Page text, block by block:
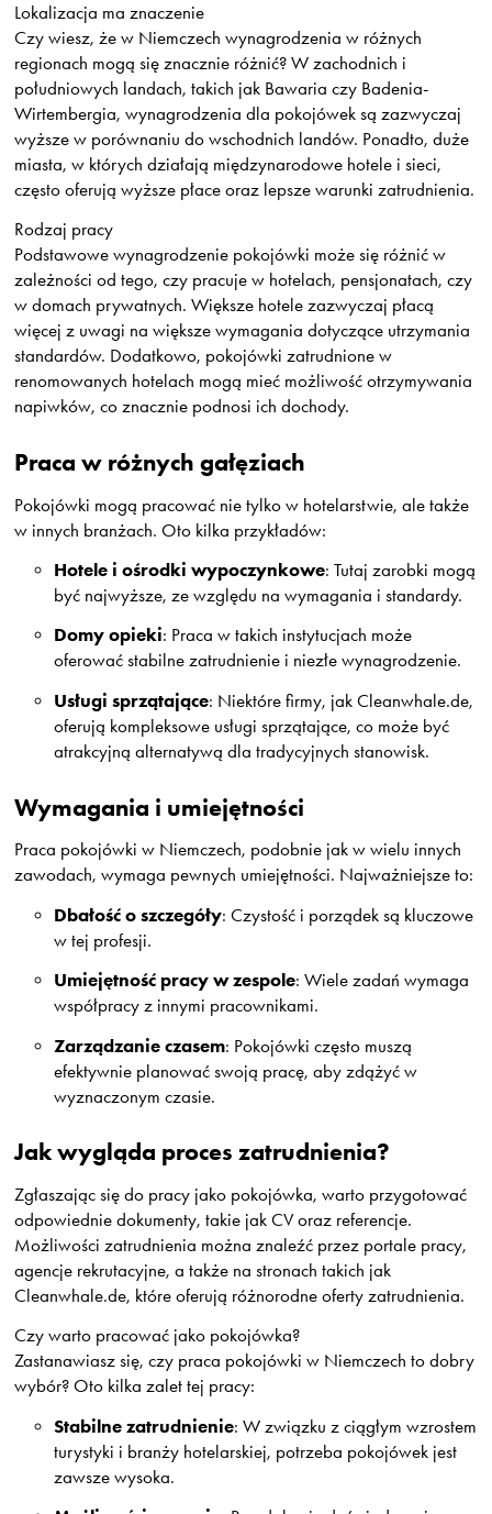
Lokalizacja ma znaczenie
Czy wiesz, że w Niemczech wynagrodzenia w różnych
regionach mogą się znacznie różnić? W zachodnich i
południowych landach, takich jak Bawaria czy Badenia-
Wirtembergia, wynagrodzenia dla pokojówek są zazwyczaj
wyższe w porównaniu do wschodnich landów. Ponadto, duże
miasta, w których działają międzynarodowe hotele i sieci,
często oferują wyższe płace oraz lepsze warunki zatrudnienia.
Rodzaj pracy
Podstawowe wynagrodzenie pokojówki może się różnić w
zależności od tego, czy pracuje w hotelach, pensjonatach, czy
w domach prywatnych. Większe hotele zazwyczaj płacą
więcej z uwagi na większe wymagania dotyczące utrzymania
standardów. Dodatkowo, pokojówki zatrudnione w
renomowanych hotelach mogą mieć możliwość otrzymywania
napiwków, co znacznie podnosi ich dochody.
Praca w różnych gałęziach
Pokojówki mogą pracować nie tylko w hotelarstwie, ale także
w innych branżach. Oto kilka przykładów:
Hotele i ośrodki wypoczynkowe: Tutaj zarobki mogą
być najwyższe, ze względu na wymagania i standardy.
Domy opieki: Praca w takich instytucjach może
oferować stabilne zatrudnienie i niezłe wynagrodzenie.
Usługi sprzątające: Niektóre firmy, jak Cleanwhale.de,
oferują kompleksowe usługi sprzątające, co może być
atrakcyjną alternatywą dla tradycyjnych stanowisk.
Wymagania i umiejętności
Praca pokojówki w Niemczech, podobnie jak w wielu innych
zawodach, wymaga pewnych umiejętności. Najważniejsze to:
Dbałość o szczegóły: Czystość i porządek są kluczowe
w tej profesji.
Umiejętność pracy w zespole: Wiele zadań wymaga
współpracy z innymi pracownikami.
Zarządzanie czasem: Pokojówki często muszą
efektywnie planować swoją pracę, aby zdążyć w
wyznaczonym czasie.
Jak wygląda proces zatrudnienia?
Zgłaszając się do pracy jako pokojówka, warto przygotować
odpowiednie dokumenty, takie jak CV oraz referencje.
Możliwości zatrudnienia można znaleźć przez portale pracy,
agencje rekrutacyjne, a także na stronach takich jak
Cleanwhale.de, które oferują różnorodne oferty zatrudnienia.
Czy warto pracować jako pokojówka?
Zastanawiasz się, czy praca pokojówki w Niemczech to dobry
wybór? Oto kilka zalet tej pracy:
Stabilne zatrudnienie: W związku z ciągłym wzrostem
turystyki i branży hotelarskiej, potrzeba pokojówek jest
zawsze wysoka.